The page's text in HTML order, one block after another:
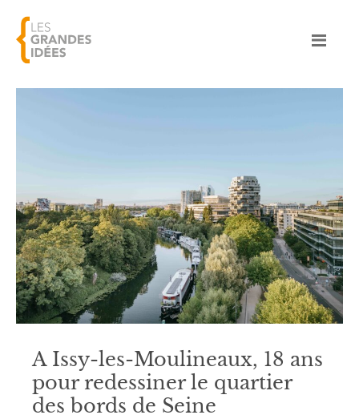
A Issy-les-Moulineaux, 18 ans
pour redessiner le quartier
des bords de Seine